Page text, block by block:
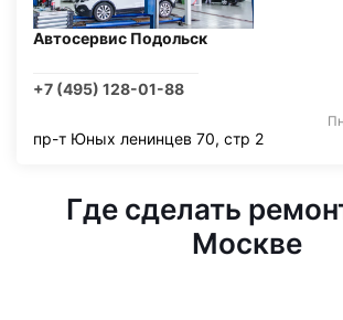
Автосервис Подольск
+7 (495) 128-01-88
пр-т Юных ленинцев 70, стр 2
Где сделать
Москве